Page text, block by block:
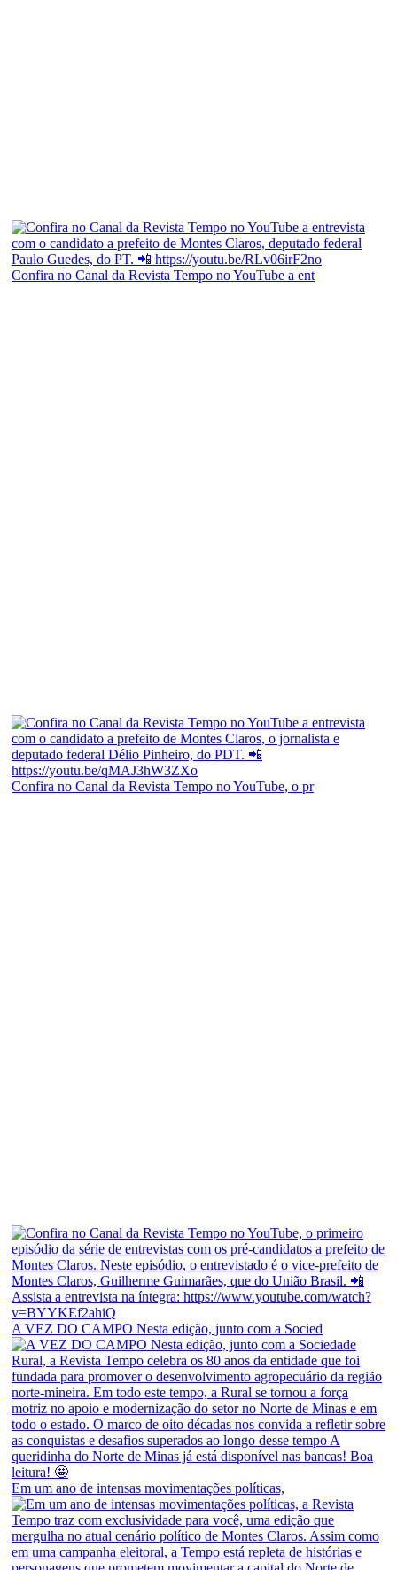
Confira no Canal da Revista Tempo no YouTube a ent
Confira no Canal da Revista Tempo no YouTube, o pr
A VEZ DO CAMPO Nesta edição, junto com a Socied
Em um ano de intensas movimentações políticas,